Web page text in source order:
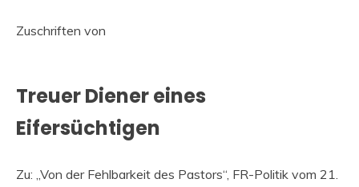
Zuschriften von
Treuer Diener eines
Eifersüchtigen
Zu: „Von der Fehlbarkeit des Pastors“, FR-Politik vom 21.